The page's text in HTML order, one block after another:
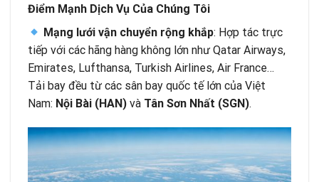
Điểm Mạnh Dịch Vụ Của Chúng Tôi
Mạng lưới vận chuyển rộng khắp: Hợp tác trực
tiếp với các hãng hàng không lớn như Qatar Airways,
Emirates, Lufthansa, Turkish Airlines, Air France…
Tải bay đều từ các sân bay quốc tế lớn của Việt
Nam: Nội Bài (HAN) và Tân Sơn Nhất (SGN).